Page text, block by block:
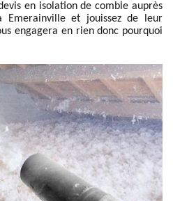
en isolation de comble auprès
Emerainville et jouissez de leur
engagera en rien donc pourquoi